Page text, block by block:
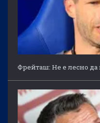
Фрейташ: Не е лесно